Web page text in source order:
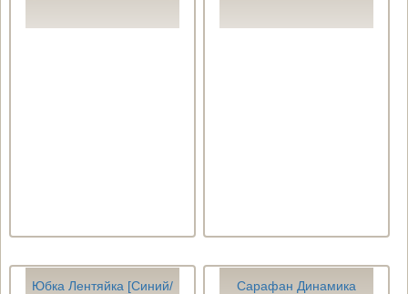
Юбка Лентяйка [Синий/
Сарафан Динамика